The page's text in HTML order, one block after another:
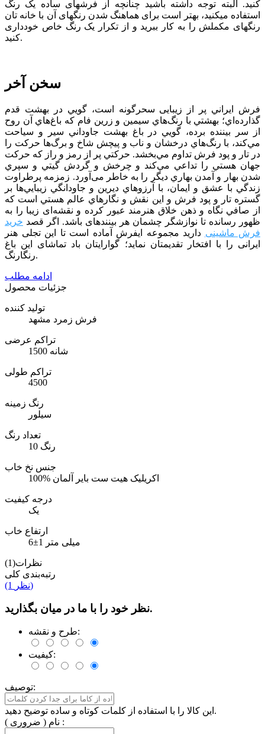
کنید. البته توجه داشته باشید چنانچه از فرش­های ساده یک رنگ
استفاده می­کنید، بهتر است برای هماهنگ شدن رنگ­های آن با خانه­ تان
رنگ­های مکملش را به کار ببرید و از تکرار یک رنگ خاص خودداری
کنید.
سخن آخر
فرش ايراني پر از زيبایی سحرگونه است، گويي در بهشت قدم
گذارده‌اي؛ بهشتي با رنگ‌هاي سيمين و زرين فام كه باغ‌هاي آن روح
از سر بيننده برده، ‌گويي در باغ بهشت جاوداني سير و سياحت
مي‌كند، با رنگ‌هاي درخشان و ناب و پیچش شاخ و برگ‌ها حركت را
در تار و پود فرش تداوم مي‌بخشد. حركتي پر از رمز و راز كه حركت
جهان هستي را تداعي مي‌كند و چرخش و گردش گيتي و سپري
شدن بهار و آمدن بهاري ديگر را به خاطر می‌آورد. زمزمه پرطراوت
زندگي با عشق و ايمان، با آرزوهاي ديرين و جاودانگي زيبايي‌ها بر
گستره تار و پود فرش و اين نقش و نگارهاي عالم هستي است كه
از صافي نگاه و ذهن خلاق هنرمند عبور كرده و نقشه‌ای زیبا را به
ظهور رسانده تا نوازشگر چشمان هر بیننده­ای باشد. اگر قصد خرید
فرش ماشینی دارید مجموعه ایفرش آماده است تا این تجلی هنر
ایرانی را با افتخار تقدیمتان نماید؛ گوارایتان باد تماشای این باغ
رنگارنگ.
ادامه مطلب
جزئیات محصول
تولید کننده
فرش زمرد مشهد
تراکم عرضی
1500 شانه
تراکم طولی
4500
رنگ زمینه
سیلور
تعداد رنگ
10 رنگ
جنس نخ خاب
100% اکریلیک هیت ست بایر آلمان
درجه کیفیت
یک
ارتفاع خاب
6±1 میلی متر
نظرات(1)
رتبه‌بندی کلی
(1 نظر)
نظر خود را با ما در میان بگذارید.
طرح و نقشه:
کیفیت:
توصیف:
این کالا را با استفاده از کلمات کوتاه و ساده توضیح دهید.
نام ( ضروری ) :